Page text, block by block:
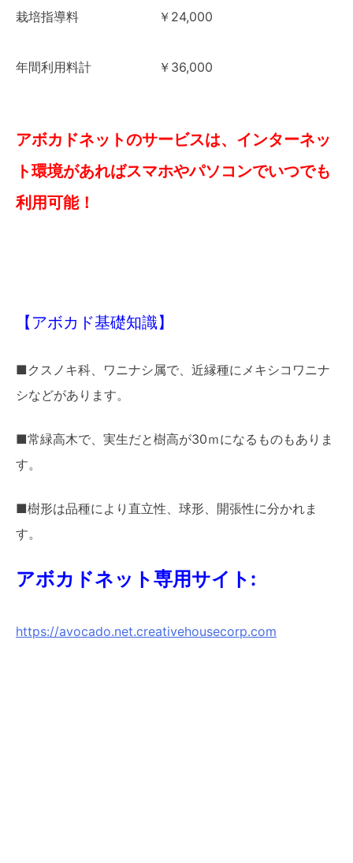
栽培指導料 ￥24,000
年間利用料計 ￥36,000
アボカドネットのサービスは、インターネッ
ト環境があればスマホやパソコンでいつでも
利用可能！
【アボカド基礎知識】
■クスノキ科、ワニナシ属で、近縁種にメキシコワニナ
シなどがあります。
■常緑高木で、実生だと樹高が30ｍになるものもありま
す。
■樹形は品種により直立性、球形、開張性に分かれま
す。
アボカドネット専用サイト:
https://avocado.net.creativehousecorp.com